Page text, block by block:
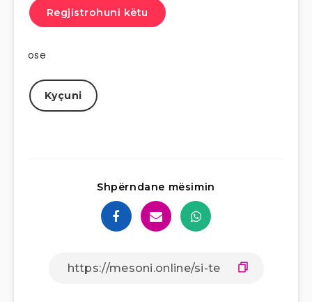
Regjistrohuni këtu
ose
Kyçuni
Shpërndane mësimin